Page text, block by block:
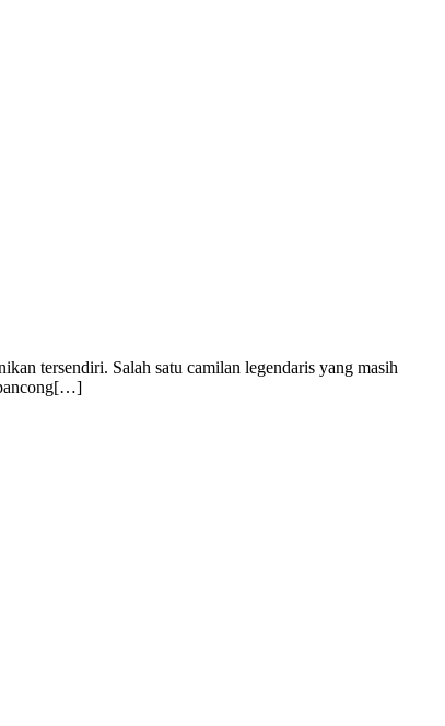
tersendiri. Salah satu camilan legendaris yang masih
pancong[…]